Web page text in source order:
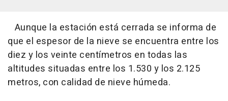
Aunque la estación está cerrada se informa de
que el espesor de la nieve se encuentra entre los
diez y los veinte centímetros en todas las
altitudes situadas entre los 1.530 y los 2.125
metros, con calidad de nieve húmeda.